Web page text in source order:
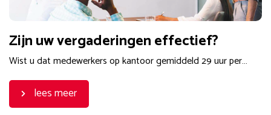
Zijn uw vergaderingen effectief?
Wist u dat medewerkers op kantoor gemiddeld 29 uur per…
lees meer